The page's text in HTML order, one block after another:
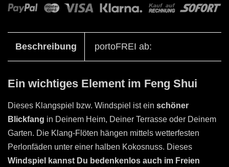
Beschreibung portoFREI ab:
Ein wichtiges Element im Feng Shui
Dieses Klangspiel bzw. Windspiel ist ein schöner
Blickfang in Deinem Heim, Deiner Terrasse oder Deinem
Garten. Die Klang-Flöten hängen mittels wetterfesten
Perlonfäden unter einer halben Kokosnuss. Dieses
Windspiel kannst Du bedenkenlos auch im Freien